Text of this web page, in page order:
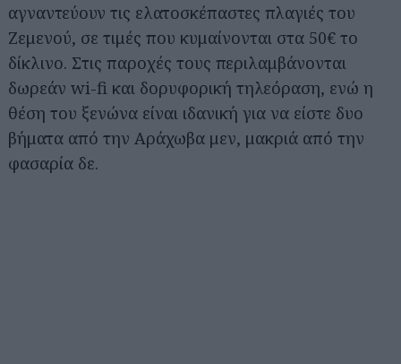
αγναντεύουν τις ελατοσκέπαστες πλαγιές του
Ζεμενού, σε τιμές που κυμαίνονται στα 50€ το
δίκλινο. Στις παροχές τους περιλαμβάνονται
δωρεάν wi-fi και δορυφορική τηλεόραση, ενώ η
θέση του ξενώνα είναι ιδανική για να είστε δυο
βήματα από την Αράχωβα μεν, μακριά από την
φασαρία δε.